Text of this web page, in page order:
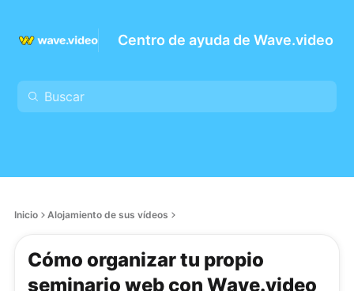
Centro de ayuda de Wave.video
Inicio Alojamiento de sus vídeos
Cómo organizar tu propio
seminario web con Wave.video